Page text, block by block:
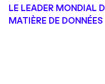
LE LEADER MONDIAL
MATIÈRE DE